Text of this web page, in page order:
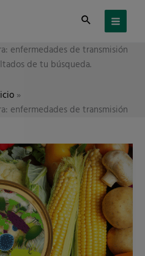
enfermedades de transmisión
de tu búsqueda.
enfermedades de transmisión